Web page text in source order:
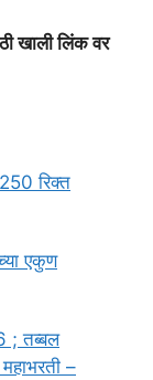
खाली लिंक वर
रिक्त
एकुण
; तब्बल
–